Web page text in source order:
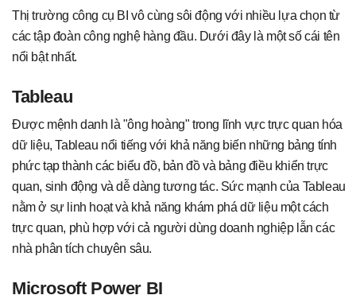
Thị trường công cụ BI vô cùng sôi động với nhiều lựa chọn từ
các tập đoàn công nghệ hàng đầu. Dưới đây là một số cái tên
nổi bật nhất.
Tableau
Được mệnh danh là "ông hoàng" trong lĩnh vực trực quan hóa
dữ liệu, Tableau nổi tiếng với khả năng biến những bảng tính
phức tạp thành các biểu đồ, bản đồ và bảng điều khiển trực
quan, sinh động và dễ dàng tương tác. Sức mạnh của Tableau
nằm ở sự linh hoạt và khả năng khám phá dữ liệu một cách
trực quan, phù hợp với cả người dùng doanh nghiệp lẫn các
nhà phân tích chuyên sâu.
Microsoft Power BI